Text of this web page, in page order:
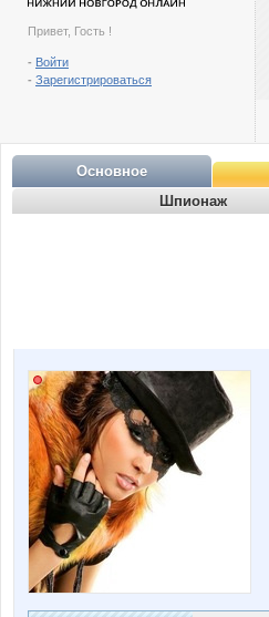
Привет, Гость !
- Войти
- Зарегистрироваться
Основное
Шпионаж